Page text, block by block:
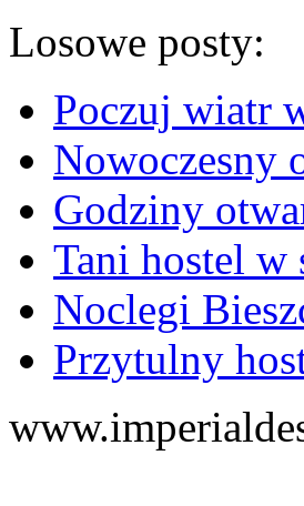
Losowe posty:
Poczuj wiatr
Nowoczesny
Godziny
Tani hostel w
Noclegi
Przytulny